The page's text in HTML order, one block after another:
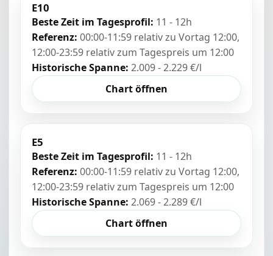
E10
Beste Zeit im Tagesprofil: 11 - 12h
Referenz: 00:00-11:59 relativ zu Vortag 12:00,
12:00-23:59 relativ zum Tagespreis um 12:00
Historische Spanne: 2.009 - 2.229 €/l
Chart öffnen
E5
Beste Zeit im Tagesprofil: 11 - 12h
Referenz: 00:00-11:59 relativ zu Vortag 12:00,
12:00-23:59 relativ zum Tagespreis um 12:00
Historische Spanne: 2.069 - 2.289 €/l
Chart öffnen